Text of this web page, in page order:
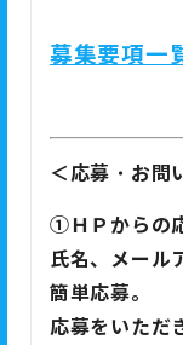
募集要項一
＜応募・お問
①ＨＰからの
氏名、メール
簡単応募。
応募をいただ